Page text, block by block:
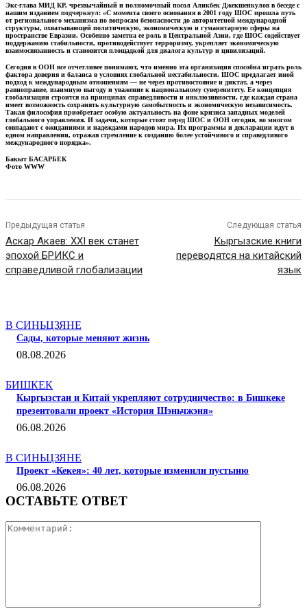
Экс-глава МИД КР, чрезвычайный и полномочный посол Аликбек Джекшенкулов в беседе с
нашим изданием подчеркнул: «С момента своего основания в 2001 году ШОС прошла путь
от регионального механизма по вопросам безопасности до авторитетной международной
структуры, охватывающей политическую, экономическую и гуманитарную сферы на
пространстве Евразии. Особенно заметна ее роль в Центральной Азии, где ШОС содействует
поддержанию стабильности, противодействует терроризму, укрепляет экономическую
взаимосвязанность и становится площадкой для диалога культур и цивилизаций.
Сегодня в ООН все отчетливее понимают, что именно эта организация способна играть роль
фактора доверия и баланса в условиях глобальной нестабильности. ШОС предлагает иной
подход к международным отношениям — не через противостояние и диктат, а через
равноправие, взаимную выгоду и уважение к национальному суверенитету. Ее концепция
глобализации строится на принципах справедливости и инклюзивности, где каждая страна
имеет возможность сохранять культурную самобытность и экономическую независимость.
Такая философия приобретает особую актуальность на фоне кризиса западных моделей
глобального управления. И задачи, которые стоят перед ШОС и ООН сегодня, во многом
совпадают с ожиданиями и надеждами народов мира. Их программы и декларации идут в
одном направлении, отражая стремление к созданию более устойчивого и справедливого
международного порядка».
Бакыт БАСАРБЕК
Фото WWW
Предыдущая статья
Аскар Акаев: XXI век станет
эпохой БРИКС и
справедливой глобализации
Следующая статья
Кыргызские книги
переводятся на китайский
язык
В СИНЬЦЗЯНЕ
Сады, которые меняют жизнь
08.08.2026
БИШКЕК
Кыргызстан и Китай укрепляют сотрудничество: в Бишкеке
презентовали проект «История Шэньчжэня»
06.08.2026
В СИНЬЦЗЯНЕ
Проект «Кекея»: 40 лет, которые изменили пустыню
06.08.2026
ОСТАВЬТЕ ОТВЕТ